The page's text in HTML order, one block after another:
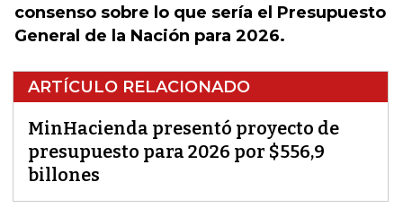
consenso sobre lo que sería el Presupuesto
General de la Nación para 2026.
ARTÍCULO RELACIONADO
MinHacienda presentó proyecto de
presupuesto para 2026 por $556,9
billones